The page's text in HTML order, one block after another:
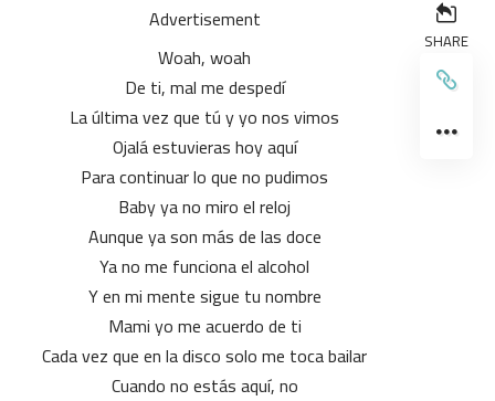
SHARE
Advertisement
Woah, woah
De ti, mal me despedí
La última vez que tú y yo nos vimos
Ojalá estuvieras hoy aquí
Para continuar lo que no pudimos
Baby ya no miro el reloj
Aunque ya son más de las doce
Ya no me funciona el alcohol
Y en mi mente sigue tu nombre
Mami yo me acuerdo de ti
Cada vez que en la disco solo me toca bailar
Cuando no estás aquí, no